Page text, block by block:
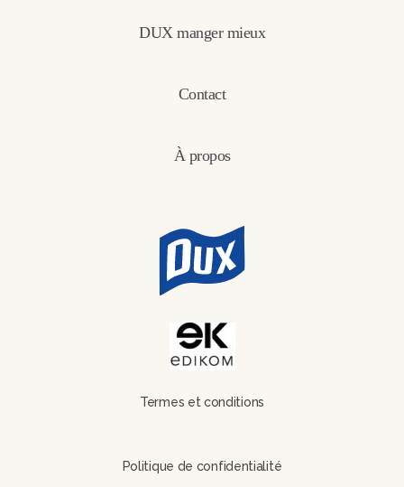
DUX manger mieux
Contact
À propos
Termes et conditions
Politique de confidentialité